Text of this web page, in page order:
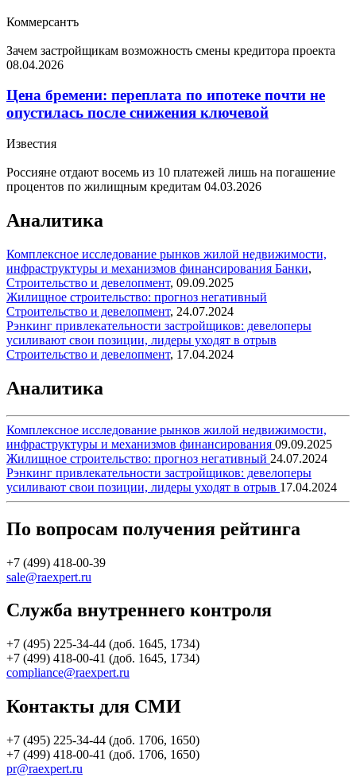
Коммерсантъ
Зачем застройщикам возможность смены кредитора проекта
08.04.2026
Цена бремени: переплата по ипотеке почти не
опустилась после снижения ключевой
Известия
Россияне отдают восемь из 10 платежей лишь на погашение
процентов по жилищным кредитам 04.03.2026
Аналитика
Комплексное исследование рынков жилой недвижимости,
инфраструктуры и механизмов финансирования Банки,
Строительство и девелопмент, 09.09.2025
Жилищное строительство: прогноз негативный
Строительство и девелопмент, 24.07.2024
Рэнкинг привлекательности застройщиков: девелоперы
усиливают свои позиции, лидеры уходят в отрыв
Строительство и девелопмент, 17.04.2024
Аналитика
Комплексное исследование рынков жилой недвижимости,
инфраструктуры и механизмов финансирования 09.09.2025
Жилищное строительство: прогноз негативный 24.07.2024
Рэнкинг привлекательности застройщиков: девелоперы
усиливают свои позиции, лидеры уходят в отрыв 17.04.2024
По вопросам получения рейтинга
+7 (499) 418-00-39
sale@raexpert.ru
Служба внутреннего контроля
+7 (495) 225-34-44 (доб. 1645, 1734)
+7 (499) 418-00-41 (доб. 1645, 1734)
compliance@raexpert.ru
Контакты для СМИ
+7 (495) 225-34-44 (доб. 1706, 1650)
+7 (499) 418-00-41 (доб. 1706, 1650)
pr@raexpert.ru